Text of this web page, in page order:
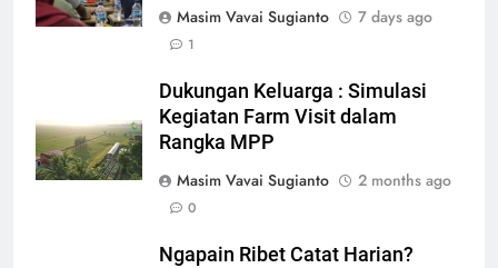
Masim Vavai Sugianto
7 days ago
1
Dukungan Keluarga : Simulasi
Kegiatan Farm Visit dalam
Rangka MPP
Masim Vavai Sugianto
2 months ago
0
Ngapain Ribet Catat Harian?